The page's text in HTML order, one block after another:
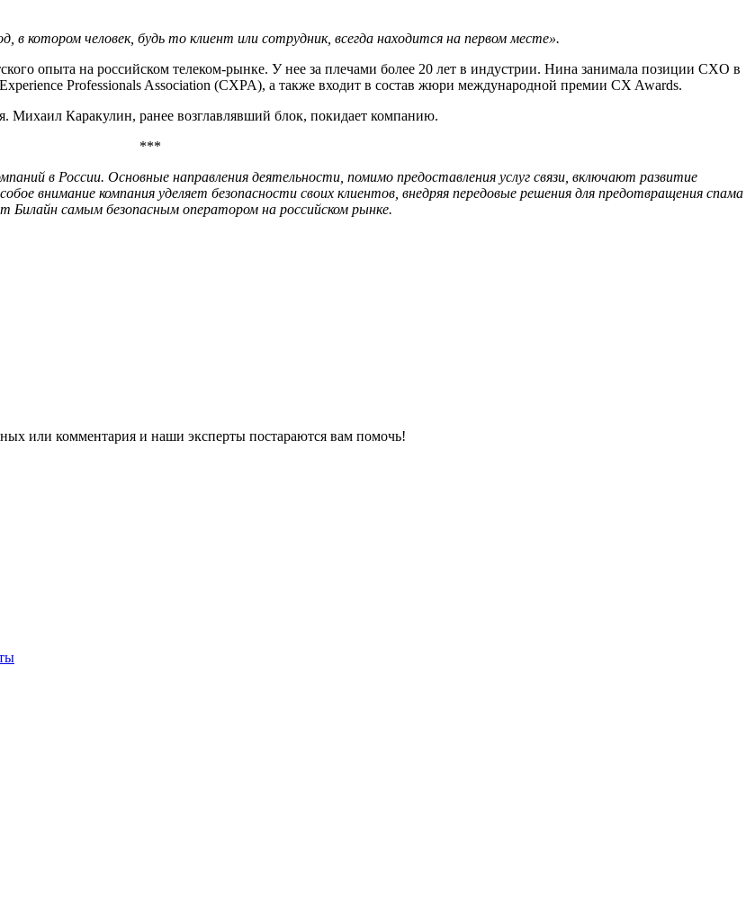
котором человек, будь то клиент или сотрудник, всегда находится на первом месте».
опыта на российском телеком-рынке. У нее за плечами более 20 лет в индустрии. Нина занимала позиции CXO в
Professionals Association (CXPA), а также входит в состав жюри международной премии CX Awards.
Каракулин, ранее возглавлявший блок, покидает компанию.
***
в России. Основные направления деятельности, помимо предоставления услуг связи, включают развитие
внимание компания уделяет безопасности своих клиентов, внедряя передовые решения для предотвращения спама
Билайн самым безопасным оператором на российском рынке.
или комментария и наши эксперты постараются вам помочь!